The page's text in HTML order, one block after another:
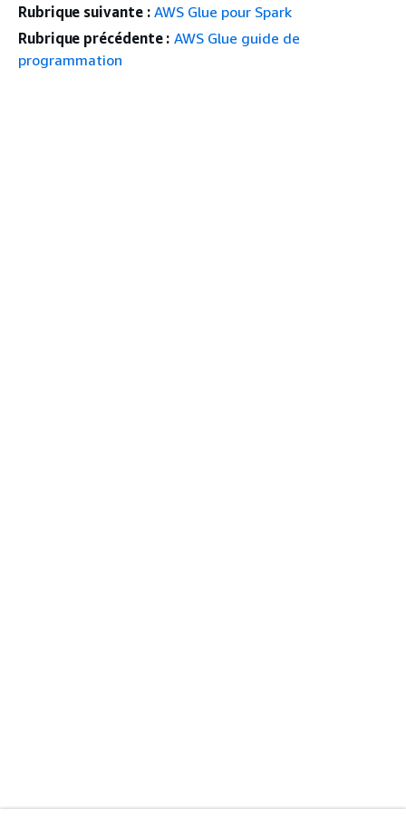
Rubrique suivante : AWS Glue pour Spark
Rubrique précédente : AWS Glue guide de
programmation